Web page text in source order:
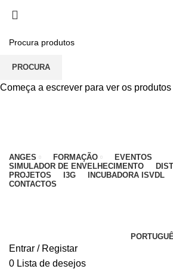
EDUCATIVO - 912 092 520 | GERAL -
(CHAMADA PARA REDE MÓVEL
ANGES FORMAÇÃO
EVENTOS
SIMULADOR DE ENVELHECIMENTO
PROJETOS
I3G INCUBADORA ISVDL
CONTACTOS
Entrar / Registar
0 Lista de desejos
PROCURA
Começa a escrever para ver os